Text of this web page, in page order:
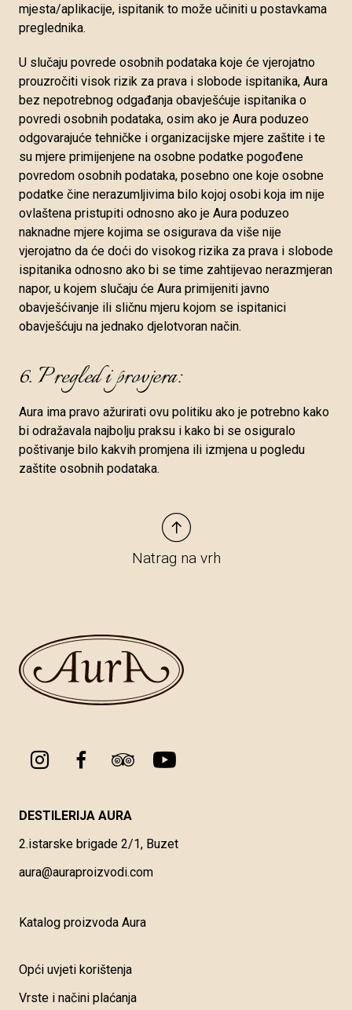
mjesta/aplikacije, ispitanik to može učiniti u postavkama
preglednika.
U slučaju povrede osobnih podataka koje će vjerojatno
prouzročiti visok rizik za prava i slobode ispitanika, Aura
bez nepotrebnog odgađanja obavješćuje ispitanika o
povredi osobnih podataka, osim ako je Aura poduzeo
odgovarajuće tehničke i organizacijske mjere zaštite i te
su mjere primijenjene na osobne podatke pogođene
povredom osobnih podataka, posebno one koje osobne
podatke čine nerazumljivima bilo kojoj osobi koja im nije
ovlaštena pristupiti odnosno ako je Aura poduzeo
naknadne mjere kojima se osigurava da više nije
vjerojatno da će doći do visokog rizika za prava i slobode
ispitanika odnosno ako bi se time zahtijevao nerazmjeran
napor, u kojem slučaju će Aura primijeniti javno
obavješćivanje ili sličnu mjeru kojom se ispitanici
obavješćuju na jednako djelotvoran način.
6. Pregled i provjera:
Aura ima pravo ažurirati ovu politiku ako je potrebno kako
bi odražavala najbolju praksu i kako bi se osiguralo
poštivanje bilo kakvih promjena ili izmjena u pogledu
zaštite osobnih podataka.
Natrag na vrh
DESTILERIJA AURA
2.istarske brigade 2/1, Buzet
aura@auraproizvodi.com
Katalog proizvoda Aura
Opći uvjeti korištenja
Vrste i načini plaćanja